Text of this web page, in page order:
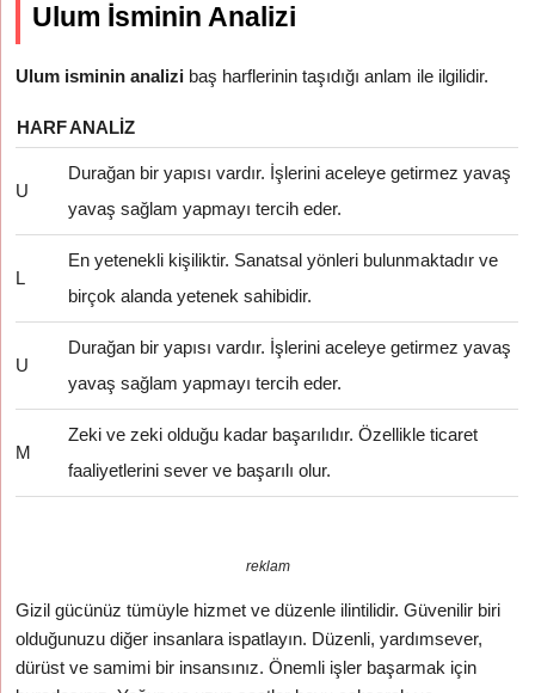
Ulum İsminin Analizi
Ulum isminin analizi baş harflerinin taşıdığı anlam ile ilgilidir.
HARFANALIZ
U
Durağan bir yapısı vardır. İşlerini aceleye getirmez yavaş
yavaş sağlam yapmayı tercih eder.
L
En yetenekli kişiliktir. Sanatsal yönleri bulunmaktadır ve
birçok alanda yetenek sahibidir.
U
Durağan bir yapısı vardır. İşlerini aceleye getirmez yavaş
yavaş sağlam yapmayı tercih eder.
M
Zeki ve zeki olduğu kadar başarılıdır. Özellikle ticaret
faaliyetlerini sever ve başarılı olur.
reklam
Gizil gücünüz tümüyle hizmet ve düzenle ilintilidir. Güvenilir biri
olduğunuzu diğer insanlara ispatlayın. Düzenli, yardımsever,
dürüst ve samimi bir insansınız. Önemli işler başarmak için